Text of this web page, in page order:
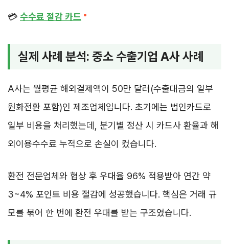
💳 수수료 절감 카드
실제 사례 분석: 중소 수출기업 A사 사례
A사는 월평균 해외결제액이 50만 달러(수출대금의 일부
원화전환 포함)인 제조업체입니다. 초기에는 법인카드로
일부 비용을 처리했는데, 분기별 정산 시 카드사 환율과 해
외이용수수료 누적으로 손실이 컸습니다.
환전 전문업체와 협상 후 우대율 96% 적용받아 연간 약
3~4% 포인트 비용 절감에 성공했습니다. 핵심은 거래 규
모를 묶어 한 번에 환전 우대를 받는 구조였습니다.